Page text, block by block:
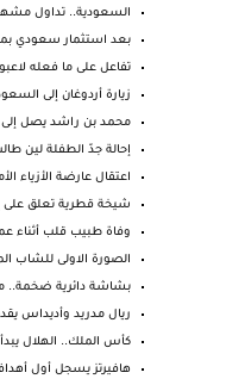
السعودية.. تداول
بعد استثمار سعودي
تفاعل على ما فعله
زيارة أردوغان إلى
محمد بن راشد يصل
إحالة جدّ الطفلة لين
اعتقال عارضة الأزياء
شيخة قطرية تعلق على
وفاة طبيب قلب أثناء
الصورة الاولى للشاب
بشاشة دائرية ضخمة..
ريال مدريد وأديداس
كأس الملك.. الهلال
هافيرتز يسجل أول